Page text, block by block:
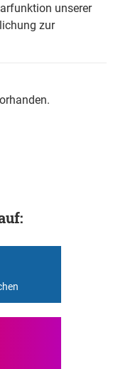
unserer
zur